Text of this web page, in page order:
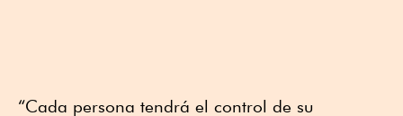
“Cada persona tendrá el control de su